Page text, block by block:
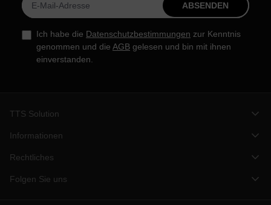
ABSENDEN
Ich habe die Datenschutzbestimmungen zur Kenntnis
genommen und die AGB gelesen und bin mit ihnen
einverstanden.
TTS Solution
Informationen
Rechtliches
Folgen Sie uns